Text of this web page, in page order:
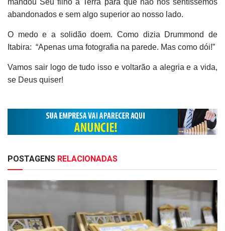
mandou Seu filho à Terra para que não nos sentíssemos
abandonados e sem algo superior ao nosso lado.
O medo e a solidão doem. Como dizia Drummond de
Itabira: “Apenas uma fotografia na parede. Mas como dói!”
Vamos sair logo de tudo isso e voltarão a alegria e a vida,
se Deus quiser!
POSTAGENS RELACIONADAS